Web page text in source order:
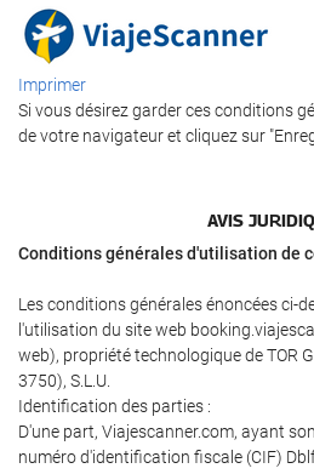
Imprimer
Si vous désirez garder ces conditions
de votre navigateur et cliquez sur
AVIS
Conditions générales d'utilisation de
Les conditions générales énoncées ci-
l'utilisation du site web
web), propriété technologique de TOR
3750), S.L.U.
Identification des parties :
D'une part, Viajescanner.com, ayant
numéro d'identification fiscale (CIF)